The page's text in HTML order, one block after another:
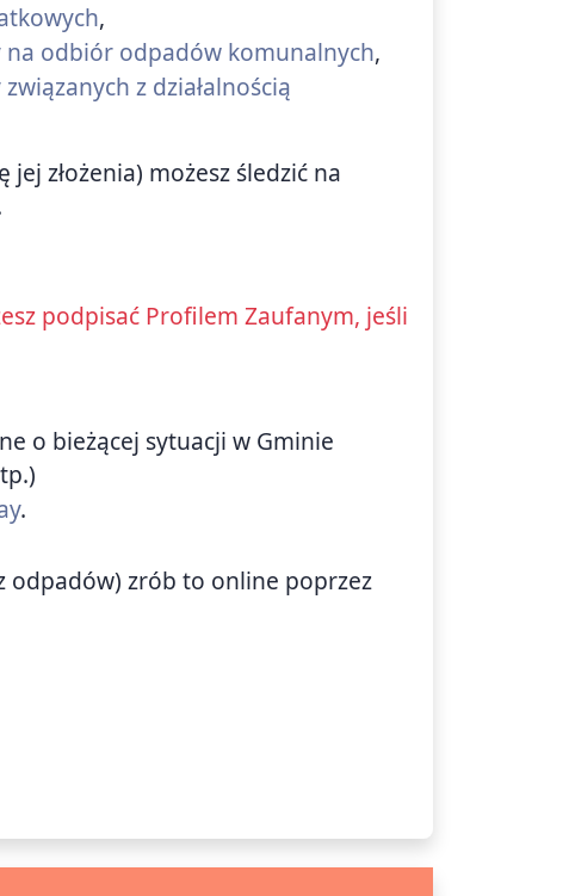
,
odbiór odpadów komunalnych,
z działalnością
złożenia) możesz śledzić na
podpisać Profilem Zaufanym, jeśli
o bieżącej sytuacji w Gminie
.
odpadów) zrób to online poprzez